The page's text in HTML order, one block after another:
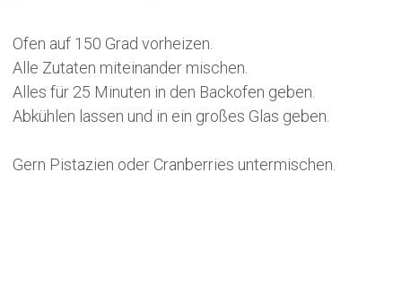
Ofen auf 150 Grad vorheizen.
Alle Zutaten miteinander mischen.
Alles für 25 Minuten in den Backofen geben.
Abkühlen lassen und in ein großes Glas geben.
Gern Pistazien oder Cranberries untermischen.